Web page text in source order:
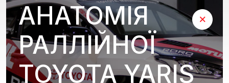
АНАТОМІЯ
РАЛЛІЙНОЇ
TOYOTA YARIS